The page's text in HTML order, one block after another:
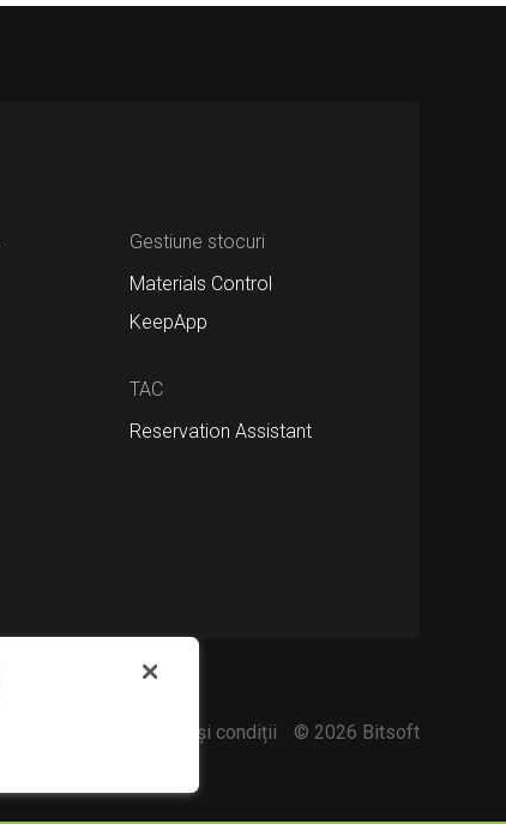
Gestiune stocuri
Materials Control
KeepApp
TAC
Reservation Assistant
Termeni şi condiții © 2026 Bitsoft